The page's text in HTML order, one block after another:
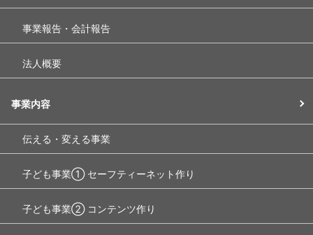
事業報告・会計報告
法人概要
事業内容
伝える・変える事業
子ども事業① セーフティーネット作り
子ども事業② コンテンツ作り